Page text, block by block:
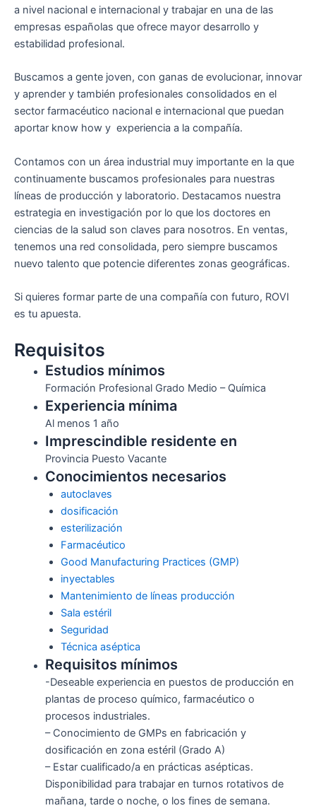
a nivel nacional e internacional y trabajar en una de las
empresas españolas que ofrece mayor desarrollo y
estabilidad profesional.
Buscamos a gente joven, con ganas de evolucionar, innovar
y aprender y también profesionales consolidados en el
sector farmacéutico nacional e internacional que puedan
aportar know how y experiencia a la compañía.
Contamos con un área industrial muy importante en la que
continuamente buscamos profesionales para nuestras
líneas de producción y laboratorio. Destacamos nuestra
estrategia en investigación por lo que los doctores en
ciencias de la salud son claves para nosotros. En ventas,
tenemos una red consolidada, pero siempre buscamos
nuevo talento que potencie diferentes zonas geográficas.
Si quieres formar parte de una compañía con futuro, ROVI
es tu apuesta.
Requisitos
Estudios mínimos
Formación Profesional Grado Medio – Química
Experiencia mínima
Al menos 1 año
Imprescindible residente en
Provincia Puesto Vacante
Conocimientos necesarios
autoclaves
dosificación
esterilización
Farmacéutico
Good Manufacturing Practices (GMP)
inyectables
Mantenimiento de líneas producción
Sala estéril
Seguridad
Técnica aséptica
Requisitos mínimos
-Deseable experiencia en puestos de producción en
plantas de proceso químico, farmacéutico o
procesos industriales.
– Conocimiento de GMPs en fabricación y
dosificación en zona estéril (Grado A)
– Estar cualificado/a en prácticas asépticas.
Disponibilidad para trabajar en turnos rotativos de
mañana, tarde o noche, o los fines de semana.